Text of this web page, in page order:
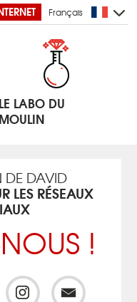
Français
LE LABO DU
MOULIN
DE DAVID
LES RÉSEAUX
!